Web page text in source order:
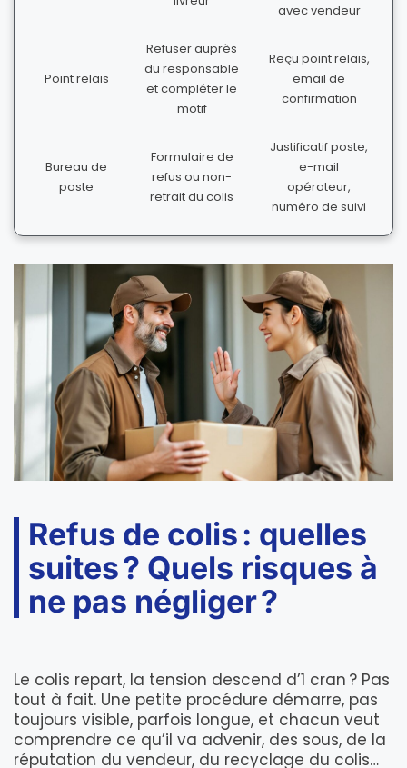
avec vendeur
Point relais
Refuser auprès
du responsable
et compléter le
motif
Reçu point relais,
email de
confirmation
Bureau de
poste
Formulaire de
refus ou non-
retrait du colis
Justificatif poste,
e-mail
opérateur,
numéro de suivi
Refus de colis : quelles
suites ? Quels risques à
ne pas négliger ?
Le colis repart, la tension descend d’1 cran ? Pas
tout à fait. Une petite procédure démarre, pas
toujours visible, parfois longue, et chacun veut
comprendre ce qu’il va advenir, des sous, de la
réputation du vendeur, du recyclage du colis…